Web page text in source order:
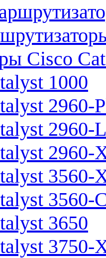
Cisco
1000
2960-
2960-L
2960-
3560-
3560-
3650
3750-